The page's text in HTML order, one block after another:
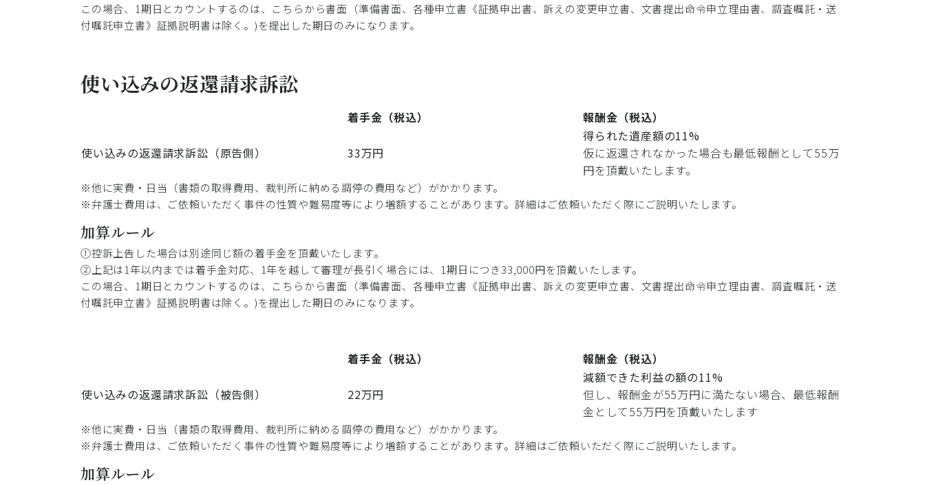
この場合、1期日とカウントするのは、こちらから書面（準備書面、各種申立書《証拠申出書、訴えの変更申立書、文書提出命令申立理由書、調査嘱託・送
付嘱託申立書》証拠説明書は除く。)を提出した期日のみになります。
使い込みの返還請求訴訟
着手金（税込） 報酬金（税込）
使い込みの返還請求訴訟（原告側） 33万円
得られた遺産額の11%
仮に返還されなかった場合も最低報酬として55万
円を頂戴いたします。
※他に実費・日当（書類の取得費用、裁判所に納める調停の費用など）がかかります。
※弁護士費用は、ご依頼いただく事件の性質や難易度等により増額することがあります。詳細はご依頼いただく際にご説明いたします。
加算ルール
①控訴上告した場合は別途同じ額の着手金を頂戴いたします。
②上記は1年以内までは着手金対応、1年を越して審理が長引く場合には、1期日につき33,000円を頂戴いたします。
この場合、1期日とカウントするのは、こちらから書面（準備書面、各種申立書《証拠申出書、訴えの変更申立書、文書提出命令申立理由書、調査嘱託・送
付嘱託申立書》証拠説明書は除く。)を提出した期日のみになります。
着手金（税込） 報酬金（税込）
使い込みの返還請求訴訟（被告側） 22万円
減額できた利益の額の11%
但し、報酬金が55万円に満たない場合、最低報酬
金として55万円を頂戴いたします
※他に実費・日当（書類の取得費用、裁判所に納める調停の費用など）がかかります。
※弁護士費用は、ご依頼いただく事件の性質や難易度等により増額することがあります。詳細はご依頼いただく際にご説明いたします。
加算ルール